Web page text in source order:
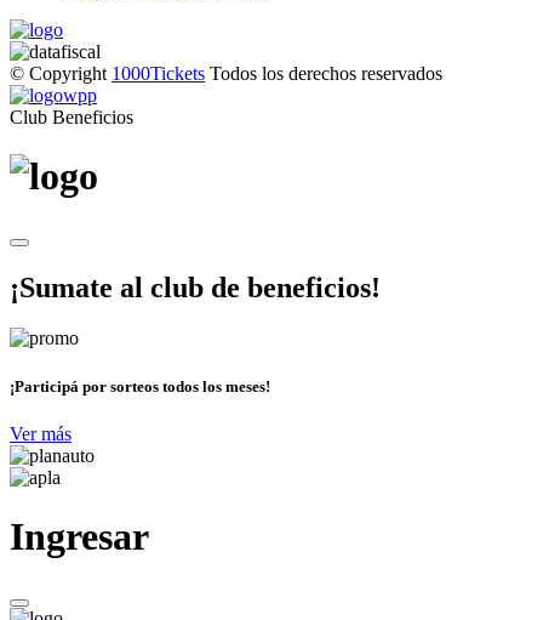
© Copyright 1000Tickets Todos los derechos reservados
Club Beneficios
¡Sumate al club de beneficios!
¡Participá por sorteos todos los meses!
Ver más
Ingresar